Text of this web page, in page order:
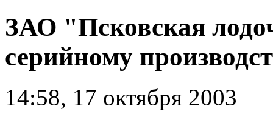
ЗАО "Псковская
серийному
14:58, 17 октября 2003